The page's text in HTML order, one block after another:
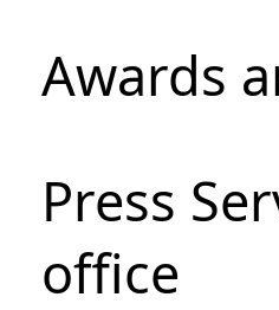
Awards
Press
office